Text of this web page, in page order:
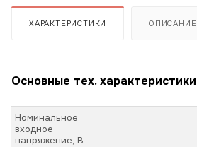
ХАРАКТЕРИСТИКИ ОПИСАНИЕ
Основные тех. характеристики
Номинальное
входное
напряжение, В